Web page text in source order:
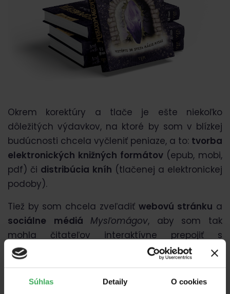
Súhlas Detaily O cookies
Okrem korektúry a tlače je ešte niekoľko
dôležitých výdavkov, na ktoré by som v blízkej
budúcnosti chcela vyčleniť peniaze, a to: tvorba
elektronických knižných formátov(epub, mobi,
pdf) či distribúcia kníh (tlačenej a elektronickej
podoby).
Tiež by som chcela zveľadiť webovú stránku a
sociálne
médiá Mysľomágov, aby som tak
mohla čitateľov interaktívne prepojiť s
elektronickým obsahom, ktorý dopĺňa knižnú
verziu. Ide o ilustrácie, videá, mapy, a pod.